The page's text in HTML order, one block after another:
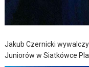
Jakub Czernicki
Juniorów w Siatkówce